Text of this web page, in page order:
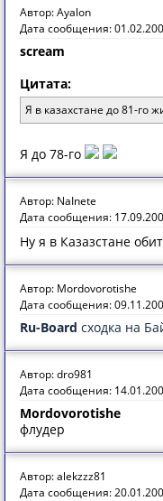
Автор: Ayalon
Дата сообщения:
scream
Цитата:
Я в казахстане до 81-го
Я до 78-го
Автор: NaInete
Дата сообщения:
Ну я в Казазстане
Автор: Mordovorotishe
Дата сообщения:
Ru-Board сходка на
Автор: dro981
Дата сообщения:
Mordovorotishe
флудер
Автор: alekzzz81
Дата сообщения: